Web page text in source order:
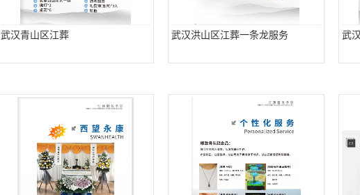
武汉青山区江葬 武汉洪山区江葬一条龙服务 武